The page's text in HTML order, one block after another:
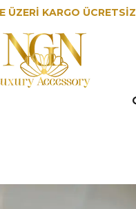
ÜZERİ KARGO ÜCRETSİZ